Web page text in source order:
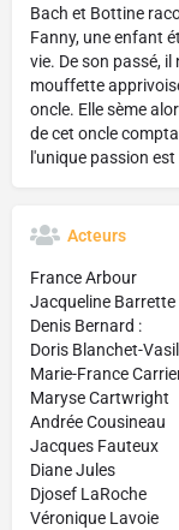
Bach et Bottine
Fanny, une enfant
vie. De son passé,
mouffette
oncle. Elle sème
de cet oncle
l'unique passion
Acteurs
France Arbour
Jacqueline Barrette
Denis Bernard :
Doris Blanchet-
Marie-France
Maryse Cartwright
Andrée Cousineau
Jacques Fauteux
Diane Jules
Djosef LaRoche
Véronique Lavoie